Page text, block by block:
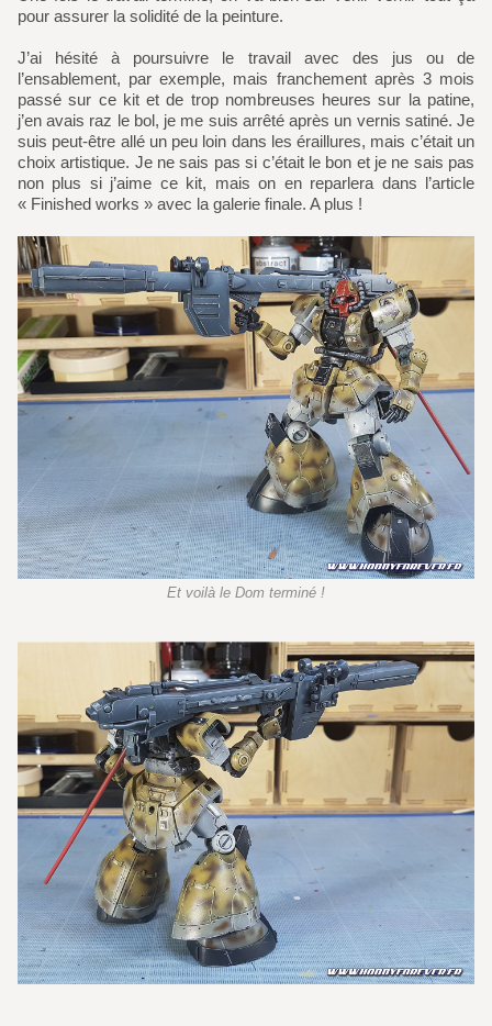
pour assurer la solidité de la peinture.
J’ai hésité à poursuivre le travail avec des jus ou de
l’ensablement, par exemple, mais franchement après 3 mois
passé sur ce kit et de trop nombreuses heures sur la patine,
j’en avais raz le bol, je me suis arrêté après un vernis satiné. Je
suis peut-être allé un peu loin dans les éraillures, mais c’était un
choix artistique. Je ne sais pas si c’était le bon et je ne sais pas
non plus si j’aime ce kit, mais on en reparlera dans l’article
« Finished works » avec la galerie finale. A plus !
Et voilà le Dom terminé !